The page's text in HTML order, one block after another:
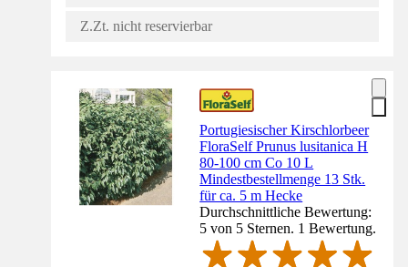
Z.Zt. nicht reservierbar
Portugiesischer Kirschlorbeer
FloraSelf Prunus lusitanica H
80-100 cm Co 10 L
Mindestbestellmenge 13 Stk.
für ca. 5 m Hecke
Durchschnittliche Bewertung:
5 von 5 Sternen. 1 Bewertung.